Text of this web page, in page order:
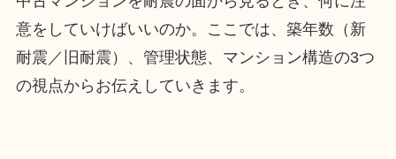
意をしていけばいいのか。ここでは、築年数（新
耐震／旧耐震）、管理状態、マンション構造の3つ
の視点からお伝えしていきます。